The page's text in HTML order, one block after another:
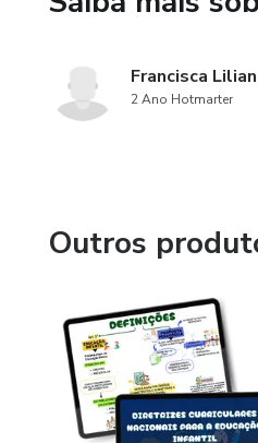
Francisca
2 Ano Hotmarter
Outros